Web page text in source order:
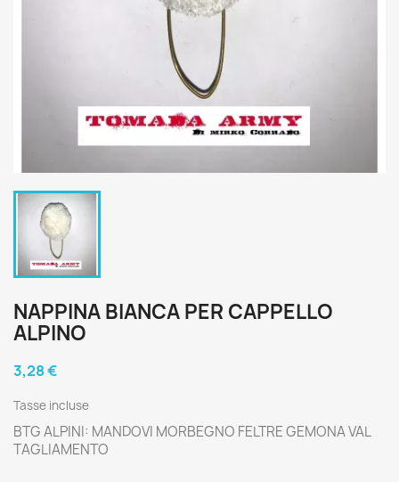
NAPPINA BIANCA PER CAPPELLO
ALPINO
3,28 €
Tasse incluse
BTG ALPINI: MANDOVI MORBEGNO FELTRE GEMONA VAL
TAGLIAMENTO